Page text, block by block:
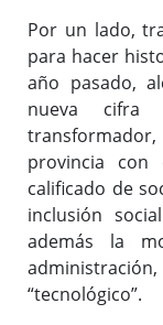
Por un lado,
para hacer
año pasado,
nueva cifra
transformador,
provincia con
calificado de
inclusión
además la
“tecnológico”.